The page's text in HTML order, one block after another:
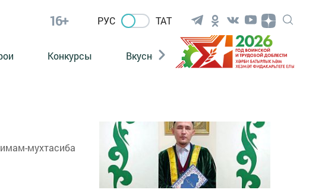
16+ РУС ТАТ
Конкурсы Вкусности Фотогалерея
мухтасиба